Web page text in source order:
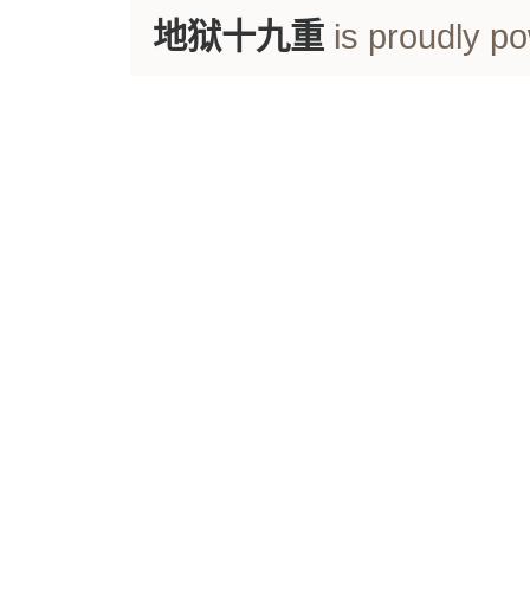
地狱十九重is proudly